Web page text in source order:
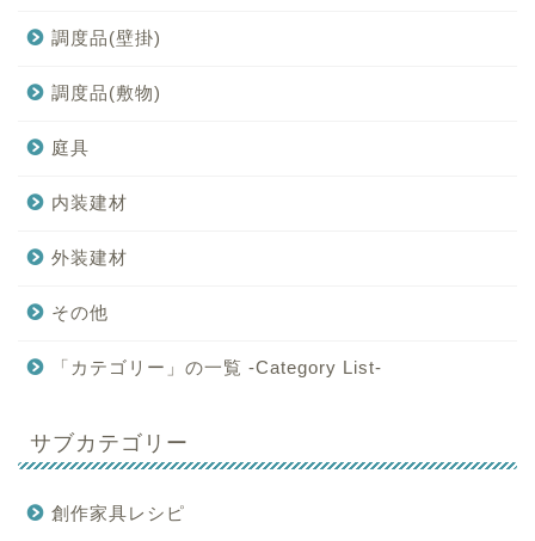
調度品(壁掛)
調度品(敷物)
庭具
内装建材
外装建材
その他
「カテゴリー」の一覧 -Category List-
サブカテゴリー
創作家具レシピ